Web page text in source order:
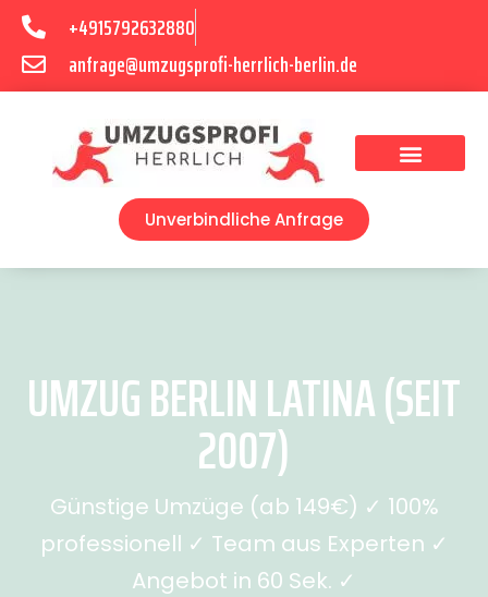
+4915792632880
anfrage@umzugsprofi-herrlich-berlin.de
Unverbindliche Anfrage
UMZUG BERLIN LATINA (SEIT
2007)
Günstige Umzüge (ab 149€) ✓ 100%
professionell ✓ Team aus Experten ✓
Angebot in 60 Sek. ✓